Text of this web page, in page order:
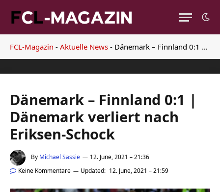
FCL-Magazin - Aktuelle News - Dänemark – Finnland 0:1 | Dänemark verliert nach Eriksen-Schock
Dänemark – Finnland 0:1 |
Dänemark verliert nach
Eriksen-Schock
By Michael Sassie
12. June, 2021 – 21:36
Keine Kommentare
Updated: 12. June, 2021 – 21:59